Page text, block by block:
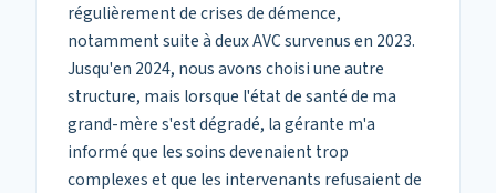
régulièrement de crises de démence,
notamment suite à deux AVC survenus en 2023.
Jusqu'en 2024, nous avons choisi une autre
structure, mais lorsque l'état de santé de ma
grand-mère s'est dégradé, la gérante m'a
informé que les soins devenaient trop
complexes et que les intervenants refusaient de